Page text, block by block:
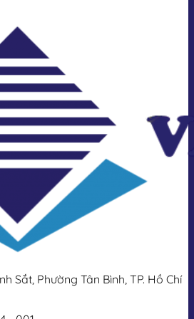
đóng hoàn toàn.
tính, bộ điều khiển điều chỉnh góc
analog 4–20mA hoặc 0–10V, giúp
chính xác hơn.
hạn, công tắc hành trình sẽ ngắt
Trong trường hợp mất điện, có thể
hành thủ công.
ứng dụng cho loại
điện được thiết kế để lắp đặt trực
nghiệp, nhằm tự động hóa quá
điện. Dưới đây là các ứng dụng
khiển điện: Ứng dụng nhiều trong
xoắn vừa phải và góc quay 90
Sắt, Phường Tân Bình, TP. Hồ Chí